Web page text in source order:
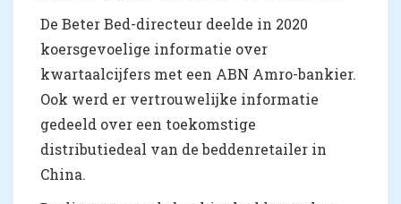
De Beter Bed-directeur deelde in 2020
koersgevoelige informatie over
kwartaalcijfers met een ABN Amro-bankier.
Ook werd er vertrouwelijke informatie
gedeeld over een toekomstige
distributiedeal van de beddenretailer in
China.